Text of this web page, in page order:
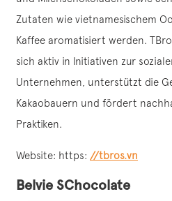
Zutaten wie vietnamesischem
Kaffee aromatisiert werden.
sich aktiv in Initiativen zur
Unternehmen, unterstützt die
Kakaobauern und fördert
Praktiken.
Website: https: //tbros.vn
Belvie SChocolate